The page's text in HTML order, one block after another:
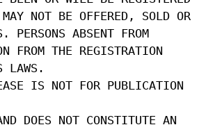
NOT BE OFFERED, SOLD OR
ABSENT FROM
FROM THE REGISTRATION
LAWS.
IS NOT FOR PUBLICATION
DOES NOT CONSTITUTE AN